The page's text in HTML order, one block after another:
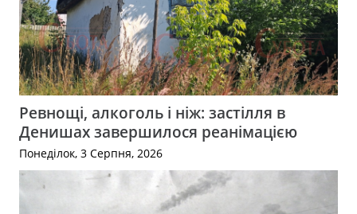
Ревнощі, алкоголь і ніж: застілля в
Денишах завершилося реанімацією
Понеділок, 3 Серпня, 2026